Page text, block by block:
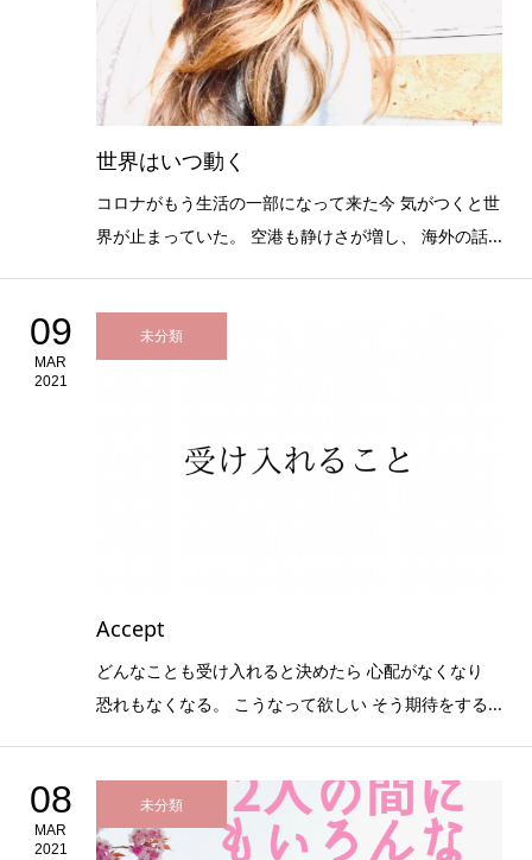
世界はいつ動く
コロナがもう生活の一部になって来た今 気がつくと世
界が止まっていた。 空港も静けさが増し、 海外の話...
09
MAR
2021
未分類
Accept
どんなことも受け入れると決めたら 心配がなくなり
恐れもなくなる。 こうなって欲しい そう期待をする...
08
MAR
2021
未分類